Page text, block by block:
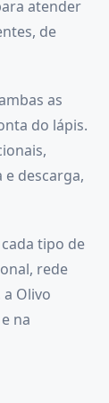
atender
de
as
do lápis.
descarga,
tipo de
rede
Olivo
na